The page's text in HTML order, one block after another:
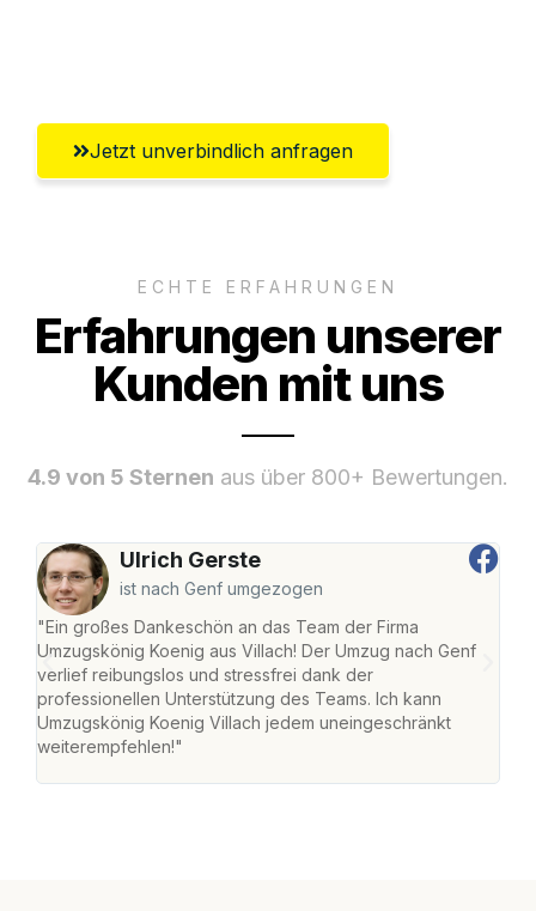
Jetzt unverbindlich anfragen
ECHTE ERFAHRUNGEN
Erfahrungen unserer
Kunden mit uns
4.9 von 5 Sternen aus über 800+ Bewertungen.
Ulrich Gerste
ist nach Genf umgezogen
"Ein großes Dankeschön an das Team der Firma
Umzugskönig Koenig aus Villach! Der Umzug nach Genf
verlief reibungslos und stressfrei dank der
professionellen Unterstützung des Teams. Ich kann
Umzugskönig Koenig Villach jedem uneingeschränkt
weiterempfehlen!"